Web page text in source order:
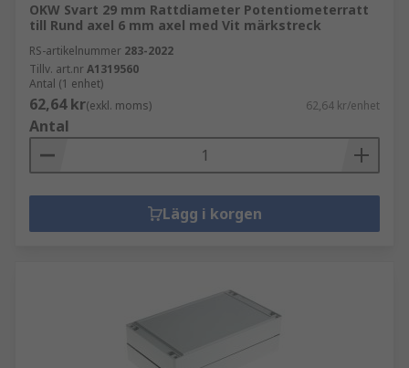
OKW Svart 29 mm Rattdiameter Potentiometerratt
till Rund axel 6 mm axel med Vit märkstreck
RS-artikelnummer 283-2022
Tillv. art.nrA1319560
Antal (1 enhet)
62,64 kr(exkl. moms) 62,64 kr/enhet
Antal
Lägg i korgen